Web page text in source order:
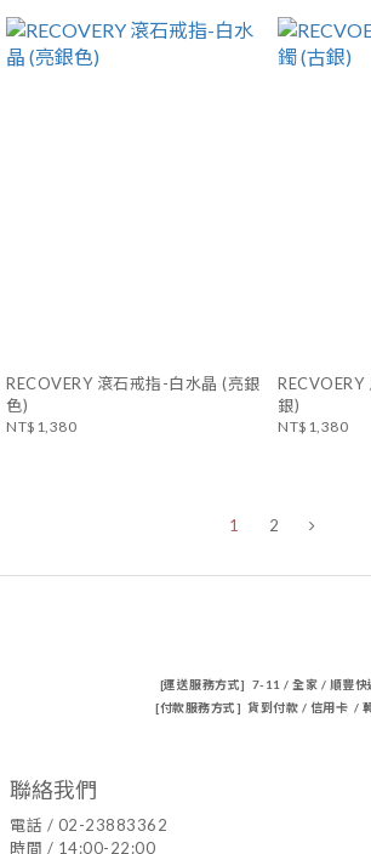
RECOVERY 滾石戒指-白水晶 (亮銀
色)
NT$1,380
銀)
NT$1,380
1 2
[運送服務方式] 7-11 / 全家 / 順豐快
[付款服務方式] 貨到付款 / 信用卡 /
聯絡我們
電話 / 02-23883362
時間 / 14:00-22:00